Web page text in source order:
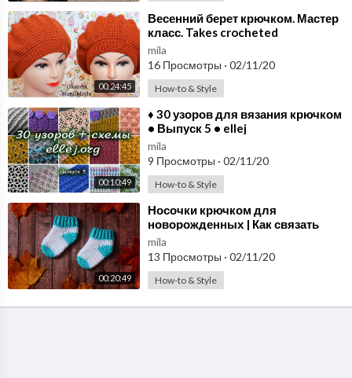
00:24:45
⁣Весенний берет крючком. Мастер
класс. Takes crocheted
mila
16 Просмотры · 02/11/20
How-to & Style
00:10:49
⁣♦ 30 узоров для вязания крючком
• Выпуск 5 • ellej
mila
9 Просмотры · 02/11/20
How-to & Style
00:20:49
⁣Носочки крючком для
новорожденных | Как связать
носочки крючком
mila
13 Просмотры · 02/11/20
How-to & Style